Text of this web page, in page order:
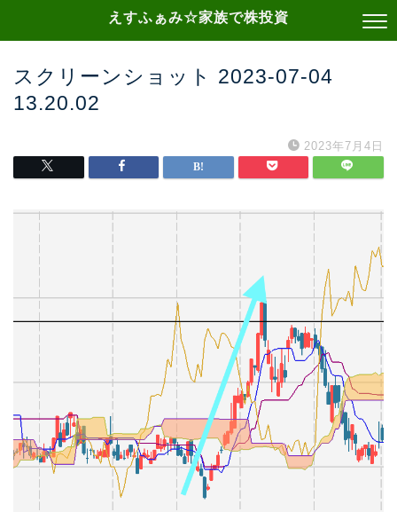
えすふぁみ☆家族で株投資
スクリーンショット 2023-07-04
13.20.02
2023年7月4日